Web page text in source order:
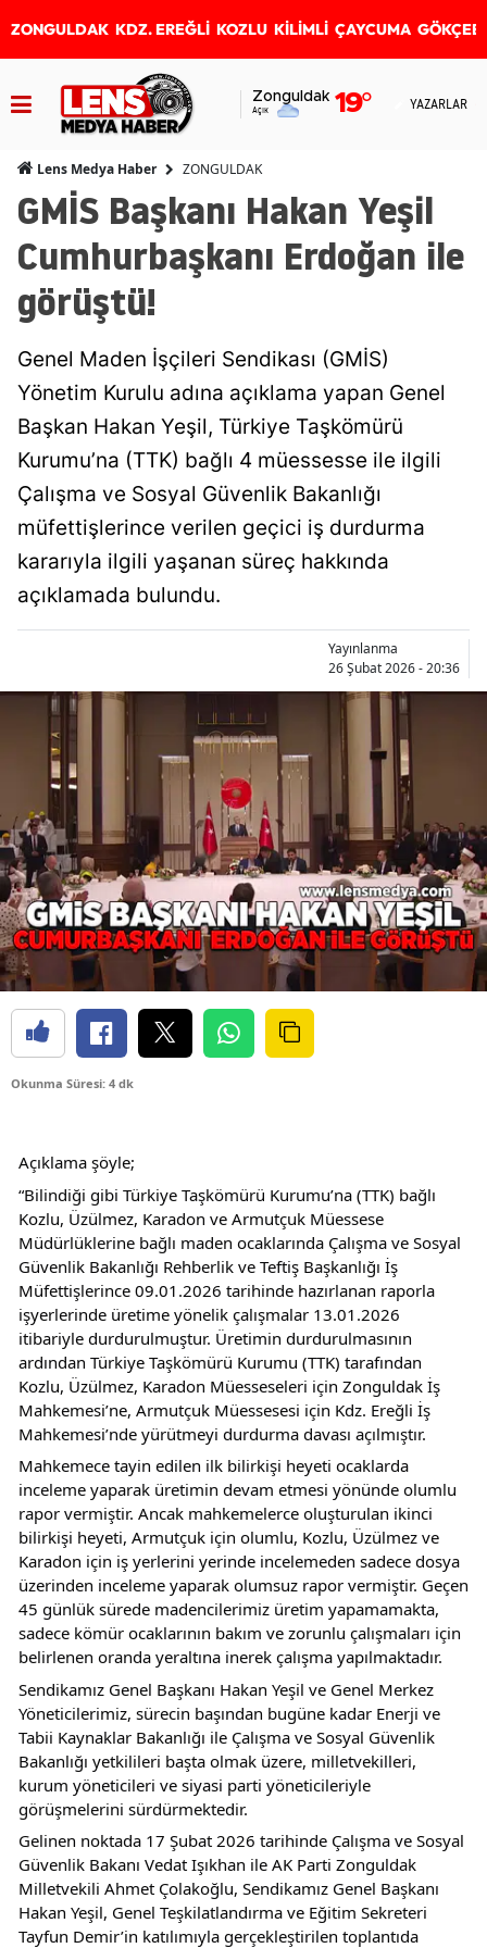
ZONGULDAK KDZ. EREĞLİ KOZLU KİLİMLİ ÇAYCUMA
Zonguldak
Açık 19° YAZARLAR
Lens Medya Haber ZONGULDAK
GMİS Başkanı Hakan Yeşil
Cumhurbaşkanı Erdoğan ile
görüştü!
Genel Maden İşçileri Sendikası (GMİS)
Yönetim Kurulu adına açıklama yapan Genel
Başkan Hakan Yeşil, Türkiye Taşkömürü
Kurumu’na (TTK) bağlı 4 müessesse ile ilgili
Çalışma ve Sosyal Güvenlik Bakanlığı
müfettişlerince verilen geçici iş durdurma
kararıyla ilgili yaşanan süreç hakkında
açıklamada bulundu.
Yayınlanma
26 Şubat 2026 - 20:36
Okunma Süresi: 4 dk
Açıklama şöyle;
“Bilindiği gibi Türkiye Taşkömürü Kurumu’na (TTK) bağlı
Kozlu, Üzülmez, Karadon ve Armutçuk Müessese
Müdürlüklerine bağlı maden ocaklarında Çalışma ve Sosyal
Güvenlik Bakanlığı Rehberlik ve Teftiş Başkanlığı İş
Müfettişlerince 09.01.2026 tarihinde hazırlanan raporla
işyerlerinde üretime yönelik çalışmalar 13.01.2026
itibariyle durdurulmuştur. Üretimin durdurulmasının
ardından Türkiye Taşkömürü Kurumu (TTK) tarafından
Kozlu, Üzülmez, Karadon Müesseseleri için Zonguldak İş
Mahkemesi’ne, Armutçuk Müessesesi için Kdz. Ereğli İş
Mahkemesi’nde yürütmeyi durdurma davası açılmıştır.
Mahkemece tayin edilen ilk bilirkişi heyeti ocaklarda
inceleme yaparak üretimin devam etmesi yönünde olumlu
rapor vermiştir. Ancak mahkemelerce oluşturulan ikinci
bilirkişi heyeti, Armutçuk için olumlu, Kozlu, Üzülmez ve
Karadon için iş yerlerini yerinde incelemeden sadece dosya
üzerinden inceleme yaparak olumsuz rapor vermiştir. Geçen
45 günlük sürede madencilerimiz üretim yapamamakta,
sadece kömür ocaklarının bakım ve zorunlu çalışmaları için
belirlenen oranda yeraltına inerek çalışma yapılmaktadır.
Sendikamız Genel Başkanı Hakan Yeşil ve Genel Merkez
Yöneticilerimiz, sürecin başından bugüne kadar Enerji ve
Tabii Kaynaklar Bakanlığı ile Çalışma ve Sosyal Güvenlik
Bakanlığı yetkilileri başta olmak üzere, milletvekilleri,
kurum yöneticileri ve siyasi parti yöneticileriyle
görüşmelerini sürdürmektedir.
Gelinen noktada 17 Şubat 2026 tarihinde Çalışma ve Sosyal
Güvenlik Bakanı Vedat Işıkhan ile AK Parti Zonguldak
Milletvekili Ahmet Çolakoğlu, Sendikamız Genel Başkanı
Hakan Yeşil, Genel Teşkilatlandırma ve Eğitim Sekreteri
Tayfun Demir’in katılımıyla gerçekleştirilen toplantıda